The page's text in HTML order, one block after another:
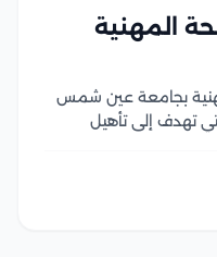
المهنية
بجامعة عين شمس
تهدف إلى تأهيل
يساعد الدارسين على...